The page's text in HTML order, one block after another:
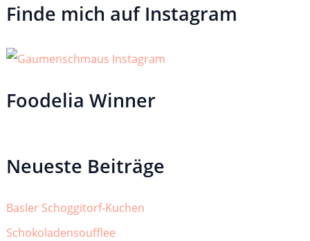
Finde mich auf Instagram
Foodelia Winner
Neueste Beiträge
Basler Schoggitorf-Kuchen
Schokoladensoufflee